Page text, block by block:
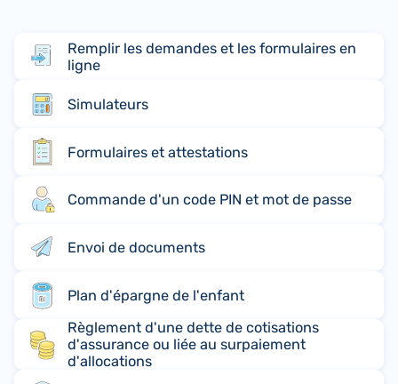
Remplir les demandes et les formulaires en
ligne
Simulateurs
Formulaires et attestations
Commande d'un code PIN et mot de passe
Envoi de documents
Plan d'épargne de l'enfant
Règlement d'une dette de cotisations
d'assurance ou liée au surpaiement
d'allocations